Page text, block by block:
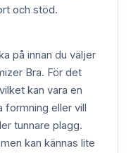
och stöd.
på innan du väljer
Bra. För det
kan vara en
formning eller vill
tunnare plagg.
kan kännas lite